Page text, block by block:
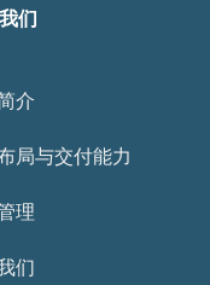
们
介
局与交付能力
理
们